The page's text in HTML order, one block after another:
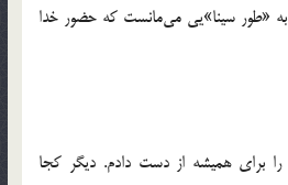
«طور سینا»یی می‌مانست که حضور خدا
را برای همیشه از دست دادم. دیگر کجا